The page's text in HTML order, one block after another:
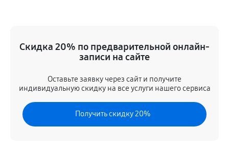
Скидка 20% по предварительной онлайн-
записи на сайте
Оставьте заявку через сайт и получите
индивидуальную скидку на все услуги нашего сервиса
Получить скидку 20%